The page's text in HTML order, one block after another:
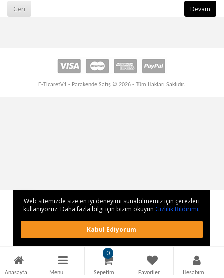
Geri
Anasayfa Menu
0
Sepetim Favoriler Hesabım
E-TicaretV1 - Parakende Satış © 2026 - Tüm Hakları Saklıdır.
Web sitemizde size en iyi deneyimi sunabilmemiz için çerezleri
kullanıyoruz. Daha fazla bilgi için bizim okuyun Gizlilik Bildirimi.
Kabul Ediyorum